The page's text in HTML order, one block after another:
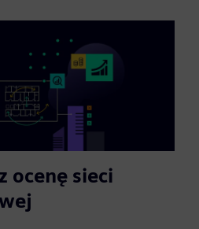
ocenę sieci